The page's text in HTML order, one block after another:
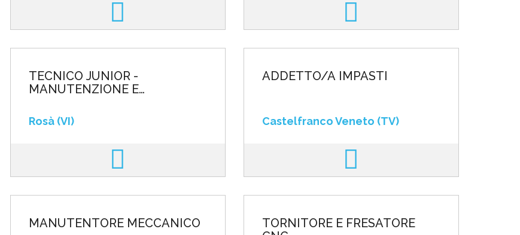
TECNICO JUNIOR -
MANUTENZIONE E
Rosà (VI)
ADDETTO/A IMPASTI
Castelfranco Veneto (TV)
MANUTENTORE MECCANICO
TORNITORE E FRESATORE